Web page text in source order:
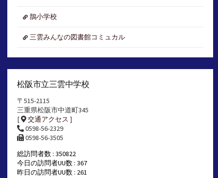
鵲小学校
三雲みんなの図書館コミュカル
松阪市立三雲中学校
〒515-2115
三重県松阪市中道町345
[
交通アクセス ]
0598-56-2329
0598-56-3505
総訪問者数 : 350822
今日の訪問者UU数 : 367
昨日の訪問者UU数 : 261